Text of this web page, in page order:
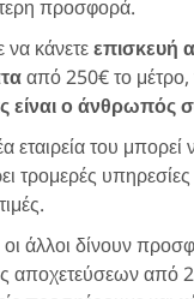
προσφορά.
να κάνετεεπισκευή
από 250€ το μέτρο,
είναι ο άνθρωπός
εταιρεία του μπορεί
τρομερές
άλλοι δίνουν
αποχετεύσεων από